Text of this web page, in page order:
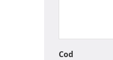
Cod